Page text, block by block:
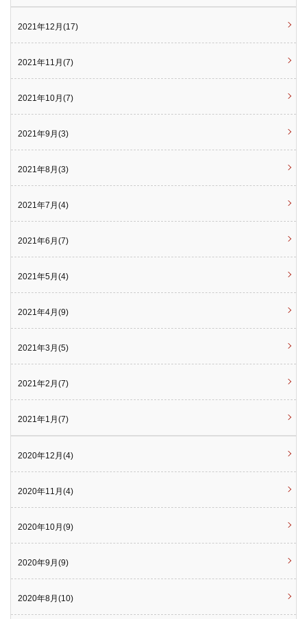
2021年12月(17)
2021年11月(7)
2021年10月(7)
2021年9月(3)
2021年8月(3)
2021年7月(4)
2021年6月(7)
2021年5月(4)
2021年4月(9)
2021年3月(5)
2021年2月(7)
2021年1月(7)
2020年12月(4)
2020年11月(4)
2020年10月(9)
2020年9月(9)
2020年8月(10)